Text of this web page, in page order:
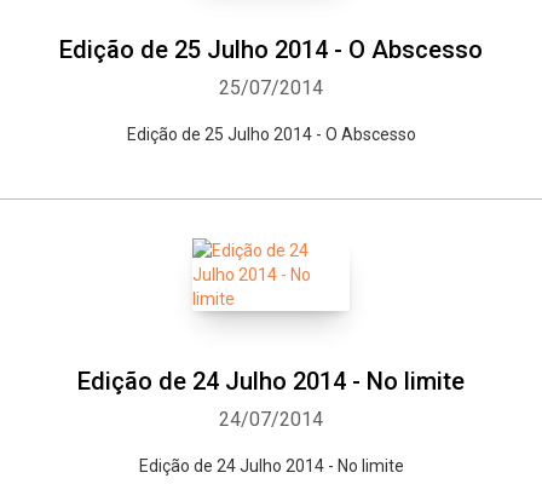
Edição de 25 Julho 2014 - O Abscesso
25/07/2014
Edição de 25 Julho 2014 - O Abscesso
Edição de 24 Julho 2014 - No limite
24/07/2014
Edição de 24 Julho 2014 - No limite